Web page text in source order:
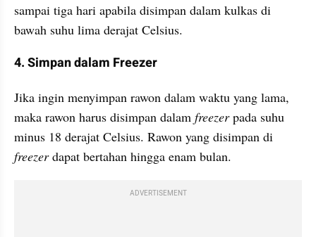
sampai tiga hari apabila disimpan dalam kulkas di
bawah suhu lima derajat Celsius.
4. Simpan dalam Freezer
Jika ingin menyimpan rawon dalam waktu yang lama,
maka rawon harus disimpan dalam freezer pada suhu
freezer dapat bertahan hingga enam bulan.
ADVERTISEMENT